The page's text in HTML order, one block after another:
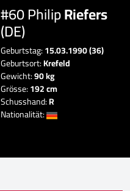
#60 PhilipRiefers
(DE)
Geburtstag:15.03.1990 (36)
Geburtsort:Krefeld
Gewicht:90 kg
Grösse:192 cm
Schusshand:R
Nationalität: